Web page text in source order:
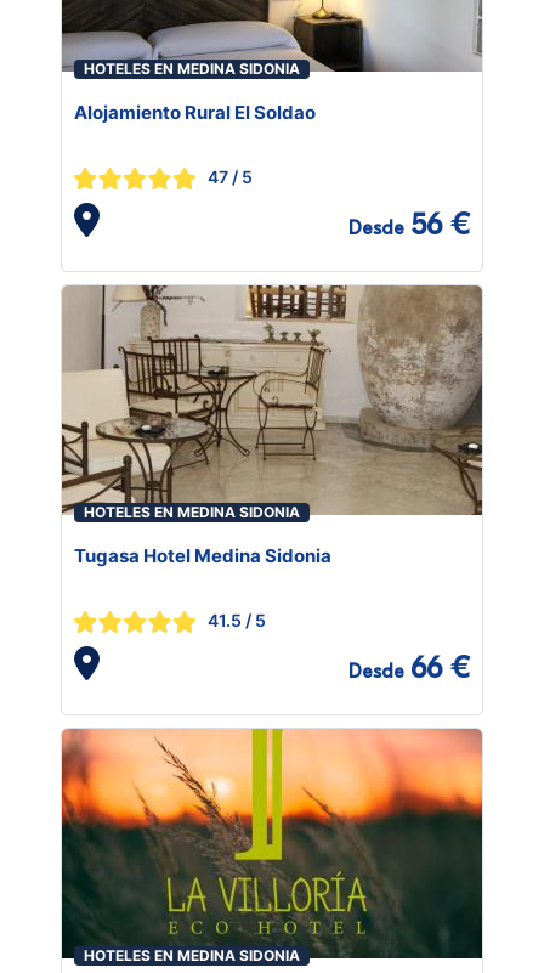
HOTELES EN MEDINA SIDONIA
Alojamiento Rural El Soldao
47 / 5
Desde 56 €
HOTELES EN MEDINA SIDONIA
Tugasa Hotel Medina Sidonia
41.5 / 5
Desde 66 €
HOTELES EN MEDINA SIDONIA